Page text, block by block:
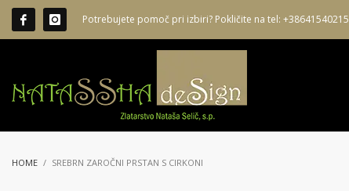
Potrebujete pomoč pri izbiri? Pokličite na tel: +38641540215
HOME SREBRN ZAROČNI PRSTAN S CIRKONI